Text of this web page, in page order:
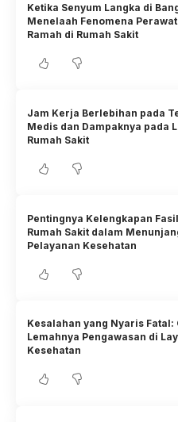
Ketika Senyum Langka di
Menelaah Fenomena
Ramah di Rumah Sakit
Jam Kerja Berlebihan pada
Medis dan Dampaknya pada
Rumah Sakit
Pentingnya Kelengkapan
Rumah Sakit dalam
Pelayanan Kesehatan
Kesalahan yang Nyaris Fatal:
Lemahnya Pengawasan di
Kesehatan